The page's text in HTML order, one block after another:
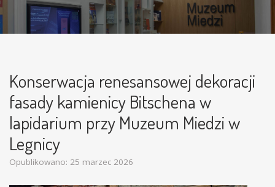
Konserwacja renesansowej dekoracji
fasady kamienicy Bitschena w
lapidarium przy Muzeum Miedzi w
Legnicy
Opublikowano: 25 marzec 2026